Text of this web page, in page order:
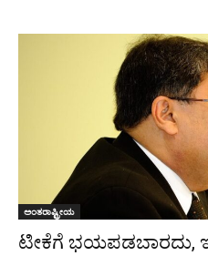
ಅಂತರಾಷ್ಟ್ರೀಯ
ಟೀಕೆಗೆ ಭಯಪಡಬಾರದು,